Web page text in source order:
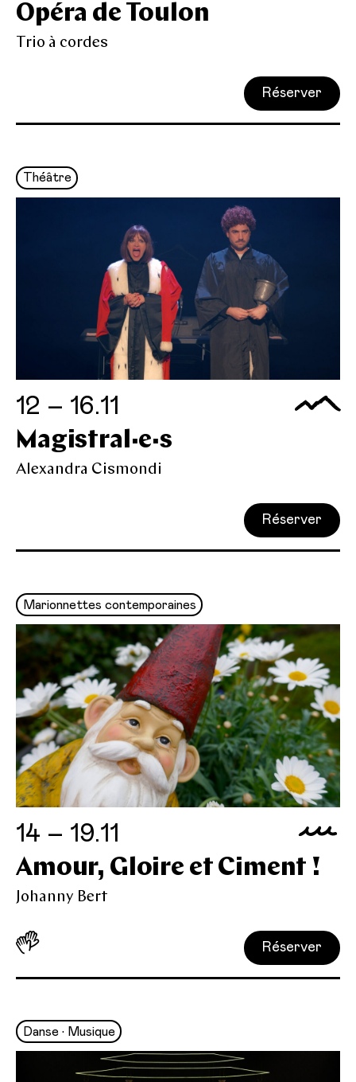
Opéra de Toulon
Trio à cordes
Réserver
Théâtre
12 – 16.11
Magistral·e·s
Alexandra Cismondi
Réserver
Marionnettes contemporaines
14 – 19.11
Amour, Gloire et Ciment !
Johanny Bert
Réserver
Danse • Musique